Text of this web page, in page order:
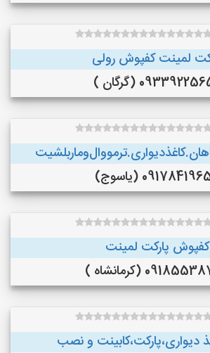
لمینت کفپوش رولی
(گرگان )
(یاسوج)
کفپوش پارکت لمینت
(کرمانشاه )
دیواری،پارکت،کابینت و نصب